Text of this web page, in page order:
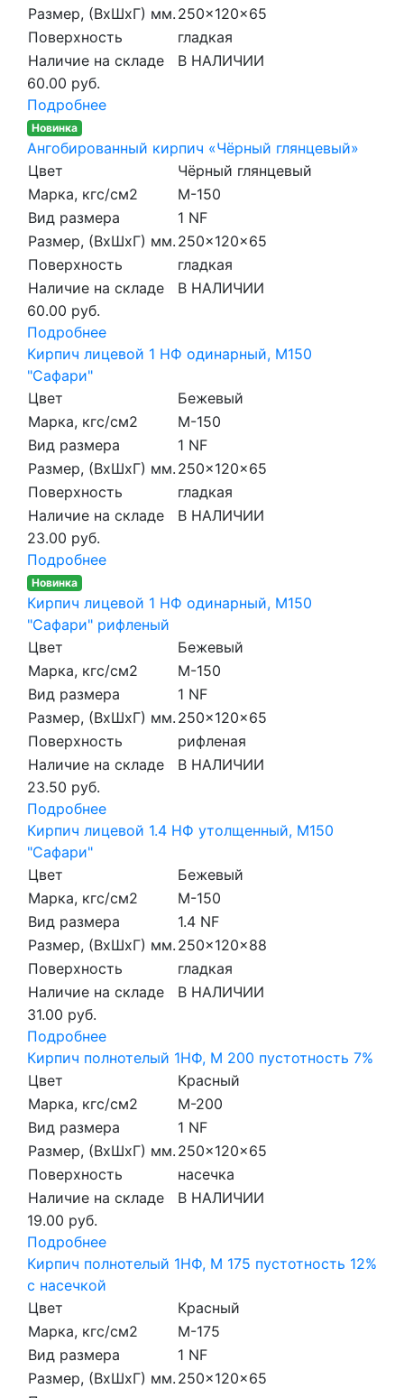
Размер, (ВхШхГ) мм. 250x120x65
Поверхность
гладкая
Наличие на складе
В НАЛИЧИИ
60.00 руб.
Подробнее
Новинка
Ангобированный кирпич «Чёрный глянцевый»
Цвет
Чёрный глянцевый
Марка, кгс/см2
M-150
Вид размера
1 NF
Размер, (ВхШхГ) мм. 250x120x65
Поверхность
гладкая
Наличие на складе
В НАЛИЧИИ
60.00 руб.
Подробнее
Кирпич лицевой 1 НФ одинарный, M150
"Сафари"
Цвет
Бежевый
Марка, кгс/см2
M-150
Вид размера
1 NF
Размер, (ВхШхГ) мм. 250x120x65
Поверхность
гладкая
Наличие на складе
В НАЛИЧИИ
23.00 руб.
Подробнее
Новинка
Кирпич лицевой 1 НФ одинарный, M150
"Сафари" рифленый
Цвет
Бежевый
Марка, кгс/см2
M-150
Вид размера
1 NF
Размер, (ВхШхГ) мм. 250x120x65
Поверхность
рифленая
Наличие на складе
В НАЛИЧИИ
23.50 руб.
Подробнее
Кирпич лицевой 1.4 НФ утолщенный, M150
"Сафари"
Цвет
Бежевый
Марка, кгс/см2
M-150
Вид размера
1.4 NF
Размер, (ВхШхГ) мм. 250x120x88
Поверхность
гладкая
Наличие на складе
В НАЛИЧИИ
31.00 руб.
Подробнее
Кирпич полнотелый 1НФ, М 200 пустотность 7%
Цвет
Красный
Марка, кгс/см2
M-200
Вид размера
1 NF
Размер, (ВхШхГ) мм. 250x120x65
Поверхность
насечка
Наличие на складе
В НАЛИЧИИ
19.00 руб.
Подробнее
Кирпич полнотелый 1НФ, М 175 пустотность 12%
с насечкой
Цвет
Красный
Марка, кгс/см2
M-175
Вид размера
1 NF
Размер, (ВхШхГ) мм. 250x120x65